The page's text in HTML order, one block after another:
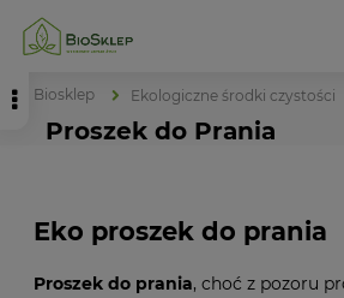
Biosklep Ekologiczne środki czystości
Proszek do Prania
Eko proszek do prania
Proszek do prania, choć z pozoru